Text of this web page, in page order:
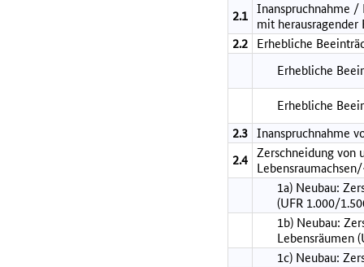
2.1 Inanspruchnahme /
mit herausragender
2.2
Erhebliche
Erhebliche
Erhebliche
2.3 Inanspruchnahme
2.4 Zerschneidung von
1a) Neubau:
(UFR 1.000/
1b) Neubau:
Lebensräumen
1c) Neubau: